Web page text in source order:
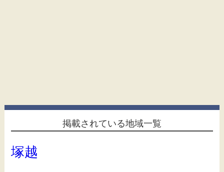
掲載されている地域一覧
塚越